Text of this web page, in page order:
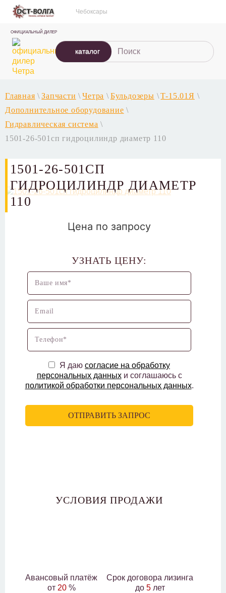
Чебоксары
ОФИЦИАЛЬНЫЙ ДИЛЕР
каталог
Главная \ Запчасти \ Четра \ Бульдозеры \ T-15.01Я \
Дополнительное оборудование \
Гидравлическая система \
1501-26-501сп гидроцилиндр диаметр 110
1501-26-501СП
ГИДРОЦИЛИНДР ДИАМЕТР
110
Цена по запросу
УЗНАТЬ ЦЕНУ:
Я даю согласие на обработку
персональных данныхи соглашаюсь с
политикой обработки персональных данных.
УСЛОВИЯ ПРОДАЖИ
Авансовый платёж
от 20%
Срок договора лизинга
до 5лет